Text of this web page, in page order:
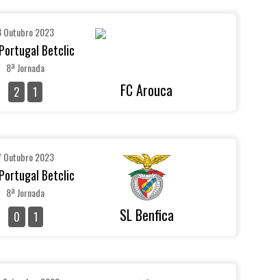
Outubro 2023
Betclic
8ª Jornada
2 1 FC Arouca
Outubro 2023
Betclic
8ª Jornada
0 1 SL Benfica